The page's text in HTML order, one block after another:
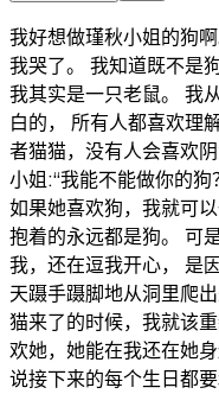
我好想做瑾秋小姐的狗
我哭了。 我知道既不是
我其实是一只老鼠。 我
白的， 所有人都喜欢理
者猫猫，没有人会喜欢
小姐:“我能不能做你的
如果她喜欢狗，我就可
抱着的永远都是狗。 可
我，还在逗我开心， 是
天蹑手蹑脚地从洞里爬
猫来了的时候，我就该
欢她，她能在我还在她
说接下来的每个生日都